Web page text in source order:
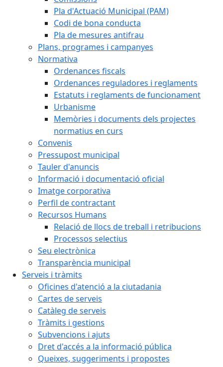
Pla d'Actuació Municipal (PAM)
Codi de bona conducta
Pla de mesures antifrau
Plans, programes i campanyes
Normativa
Ordenances fiscals
Ordenances reguladores i reglaments
Estatuts i reglaments de funcionament
Urbanisme
Memòries i documents dels projectes
normatius en curs
Convenis
Pressupost municipal
Tauler d'anuncis
Informació i documentació oficial
Imatge corporativa
Perfil de contractant
Recursos Humans
Relació de llocs de treball i retribucions
Processos selectius
Seu electrònica
Transparència municipal
Serveis i tràmits
Oficines d'atenció a la ciutadania
Cartes de serveis
Catàleg de serveis
Tràmits i gestions
Subvencions i ajuts
Dret d'accés a la informació pública
Queixes, suggeriments i propostes